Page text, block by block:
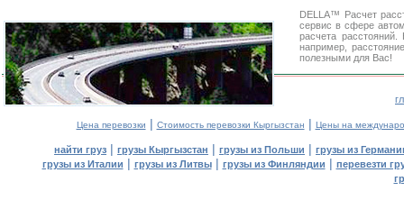
DELLA™ Расчет
сервис в сфере
расчета
например,
полезными для Вас!
Цена перевозки | Стоимость перевозки Кыргызстан | Цены на
найти груз | грузы Кыргызстан | грузы из Польши | грузы из
грузы из Италии | грузы из Литвы| грузы из Финляндии | перевезти